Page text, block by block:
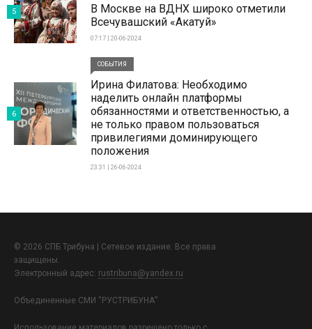
В Москве на ВДНХ широко отметили
Всечувашский «Акатуй»
07:17 | 20-06-2024
5
СОБЫТИЯ
Ирина Филатова: Необходимо
наделить онлайн платформы
обязанностями и ответственностью, а
не только правом пользоваться
привилегиями доминирующего
положения
23:31 | 26-06-2024
6
© 2026 СПБ Трибуна | Сетевое издание. Все права
защищены.
Электронный адрес: rustribuna@yandex.ru
Объединенные СМИ “РУСТРИБУНА”